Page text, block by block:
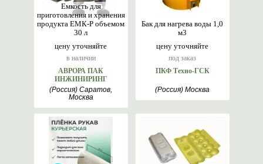
цену уточняйте
в наличии
Емкость для
приготовления и хранения
продукта ЕМК-Р объемом
30 л
АВРОРА ПАК
ИНЖИНИРИНГ
(Россия) Саратов,
Москва
цену уточняйте
под заказ
Бак для нагрева воды 1,0
м3
ПКФ Техно-ГСК
(Россия) Москва